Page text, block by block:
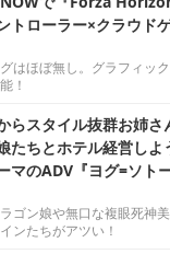
トローラー×クラウド
はほぼ無し。グラフィッ
！
らスタイル抜群お姉
たちとホテル経営し
マのADV『ヨグ=ソト
ゴン娘や無口な複眼死神
ンたちがアツい！